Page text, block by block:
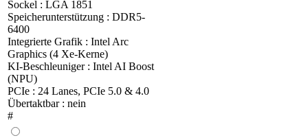
Sockel : LGA 1851
Speicherunterstützung : DDR5-
6400
Integrierte Grafik : Intel Arc
Graphics (4 Xe-Kerne)
KI-Beschleuniger : Intel AI Boost
(NPU)
PCIe : 24 Lanes, PCIe 5.0 & 4.0
Übertaktbar : nein
#